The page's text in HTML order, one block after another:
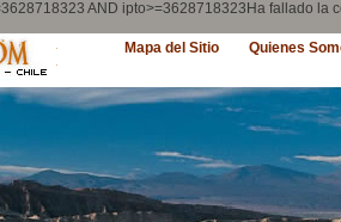
AND ipto>=3628718323Ha fallado
Quienes
Mapa del Sitio